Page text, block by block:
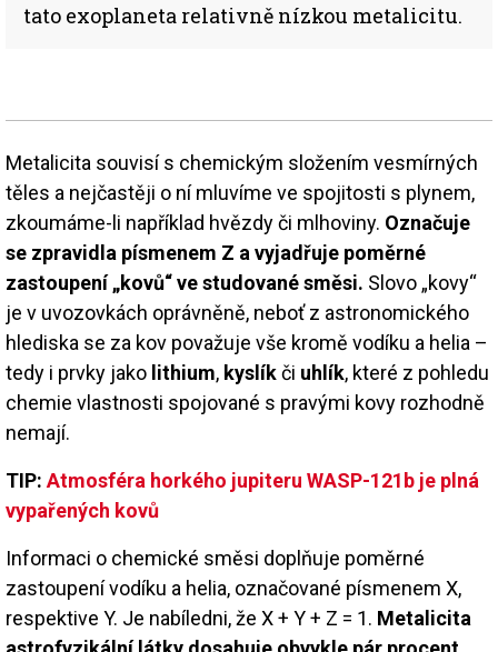
tato exoplaneta relativně nízkou metalicitu.
Metalicita souvisí s chemickým složením vesmírných
těles a nejčastěji o ní mluvíme ve spojitosti s plynem,
zkoumáme-li například hvězdy či mlhoviny. Označuje
se zpravidla písmenem Z a vyjadřuje poměrné
zastoupení „kovů“ ve studované směsi. Slovo „kovy“
je v uvozovkách oprávněně, neboť z astronomického
hlediska se za kov považuje vše kromě vodíku a helia –
tedy i prvky jako lithium, kyslíkči uhlík, které z pohledu
chemie vlastnosti spojované s pravými kovy rozhodně
nemají.
TIP: Atmosféra horkého jupiteru WASP-121b je plná
vypařených kovů
Informaci o chemické směsi doplňuje poměrné
zastoupení vodíku a helia, označované písmenem X,
respektive Y. Je nabíledni, že X + Y + Z = 1. Metalicita